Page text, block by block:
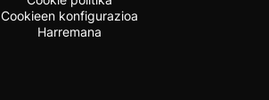
Cookieen konfigurazioa
Harremana